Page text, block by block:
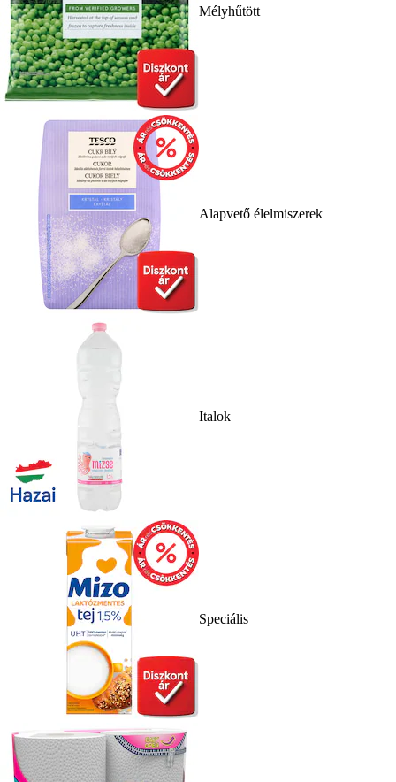
Mélyhűtött
Alapvető élelmiszerek
Italok
Speciális